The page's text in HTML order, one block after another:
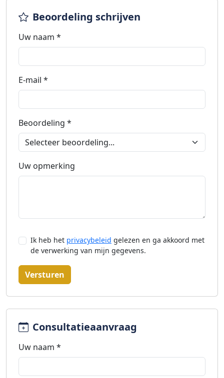
Beoordeling schrijven
Uw naam *
E-mail *
Beoordeling *
Uw opmerking
Ik heb het privacybeleid gelezen en ga akkoord met
de verwerking van mijn gegevens.
Versturen
Consultatieaanvraag
Uw naam *